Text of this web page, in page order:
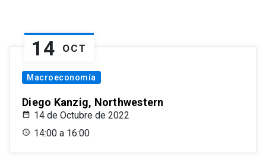
14 OCT
Macroeconomía
Diego Kanzig, Northwestern
14 de Octubre de 2022
14:00 a 16:00